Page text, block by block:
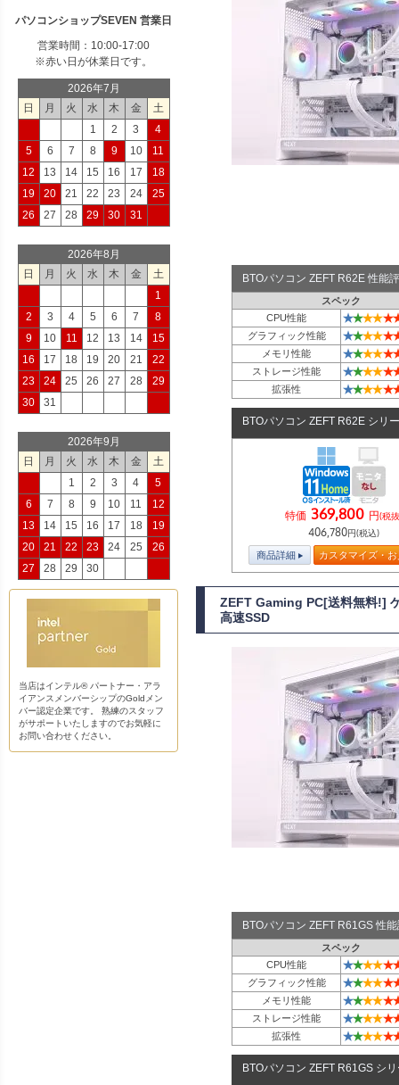
BTOパソコン ZEFT R62E 性能
スペック
CPU性能
★★★★★
グラフィック性能 ★★★★★
メモリ性能 ★★★★★
ストレージ性能 ★★★★★
拡張性 ★★★★★
BTOパソコン ZEFT R62E シリ
特価 369,800 円(税
406,780円(税込)
商品詳細 カスタマイズ・
ZEFT Gaming PC[送料無料!]
高速SSD
BTOパソコン ZEFT R61GS 性
スペック
CPU性能
★★★★★
グラフィック性能 ★★★★★
メモリ性能 ★★★★★
ストレージ性能 ★★★★★
拡張性 ★★★★★
BTOパソコン ZEFT R61GS シ
パソコンショップSEVEN 営業日
営業時間：10:00-17:00
※赤い日が休業日です。
2026年7月
日
月 火 水 木 金
土
1
2 3
4
5
6 7 8 9 10
11
12
13 14 15 16 17
18
19
20 21 22 23 24
25
26
27 28 29 30 31
2026年8月
日
月 火 水 木 金
土
1
2
3 4 5 6 7
8
9
10 11 12 13 14
15
16
17 18 19 20 21
22
23
24 25 26 27 28
29
30
31
2026年9月
日
月 火 水 木 金
土
1
2 3 4
5
6
7 8 9 10 11
12
13
14 15 16 17 18
19
20
21 22 23 24 25
26
27
28 29 30
当店はインテル® パートナー・アラ
イアンスメンバーシップのGoldメン
バー認定企業です。 熟練のスタッフ
がサポートいたしますのでお気軽に
お問い合わせください。